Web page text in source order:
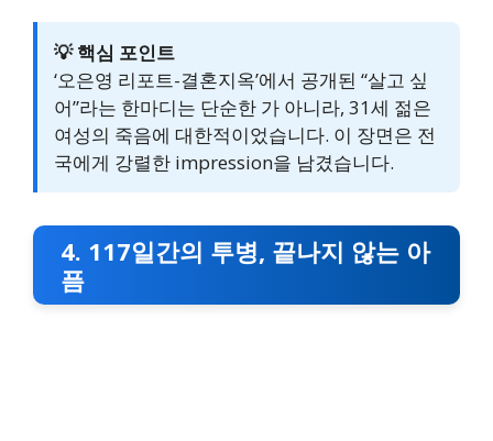
💡 핵심 포인트
‘오은영 리포트-결혼지옥’에서 공개된 “살고 싶
어”라는 한마디는 단순한 가 아니라, 31세 젊은
여성의 죽음에 대한적이었습니다. 이 장면은 전
국에게 강렬한 impression을 남겼습니다.
4. 117일간의 투병, 끝나지 않는 아
픔